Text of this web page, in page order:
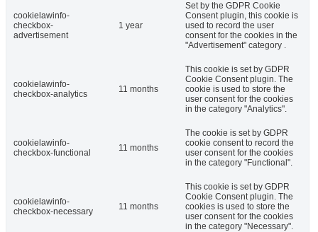
cookielawinfo-
checkbox-
advertisement
1 year
Set by the GDPR Cookie
Consent plugin, this cookie is
used to record the user
consent for the cookies in the
"Advertisement" category .
cookielawinfo-
checkbox-analytics
11 months
This cookie is set by GDPR
Cookie Consent plugin. The
cookie is used to store the
user consent for the cookies
in the category "Analytics".
cookielawinfo-
checkbox-functional
11 months
The cookie is set by GDPR
cookie consent to record the
user consent for the cookies
in the category "Functional".
cookielawinfo-
checkbox-necessary
11 months
This cookie is set by GDPR
Cookie Consent plugin. The
cookies is used to store the
user consent for the cookies
in the category "Necessary".